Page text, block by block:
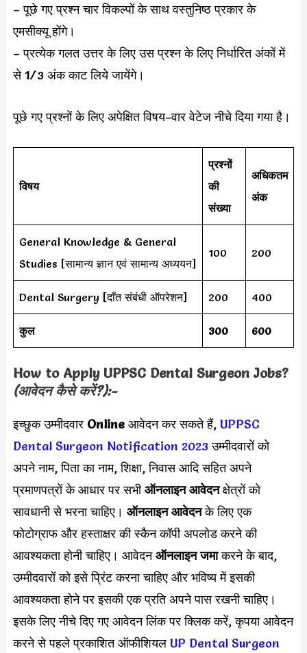
– पूछे गए प्रश्न चार विकल्पों के साथ वस्तुनिष्ठ प्रकार के
एमसीक्यू होंगे।
– प्रत्येक गलत उत्तर के लिए उस प्रश्न के लिए निर्धारित अंकों में
से 1/3 अंक काट लिये जायेंगे।
पूछे गए प्रश्नों के लिए अपेक्षित विषय-वार वेटेज नीचे दिया गया है।
विषय
प्रश्नों
की
संख्या
अधिकतम
अंक
General Knowledge & General
Studies [सामान्य ज्ञान एवं सामान्य अध्ययन]
100 200
Dental Surgery [दाँत संबंधी ऑपरेशन] 200 400
कुल 300 600
How to Apply UPPSC Dental Surgeon Jobs?
(आवेदन कैसे करें?):-
इच्छुक उम्मीदवार Online आवेदन कर सकते हैं, UPPSC
Dental Surgeon Notification 2023उम्मीदवारों को
अपने नाम, पिता का नाम, शिक्षा, निवास आदि सहित अपने
प्रमाणपत्रों के आधार पर सभीऑनलाइन आवेदनक्षेत्रों को
सावधानी से भरना चाहिए। ऑनलाइन आवेदनके लिए एक
फोटोग्राफ और हस्ताक्षर की स्कैन कॉपी अपलोड करने की
आवश्यकता होनी चाहिए। आवेदनऑनलाइन जमाकरने के बाद,
उम्मीदवारों को इसे प्रिंट करना चाहिए और भविष्य में इसकी
आवश्यकता होने पर इसकी एक प्रति अपने पास रखनी चाहिए।
इसके लिए नीचे दिए गए आवेदन लिंक पर क्लिक करें, कृपया आवेदन
करने से पहले प्रकाशित ऑफीशियल UP Dental Surgeon